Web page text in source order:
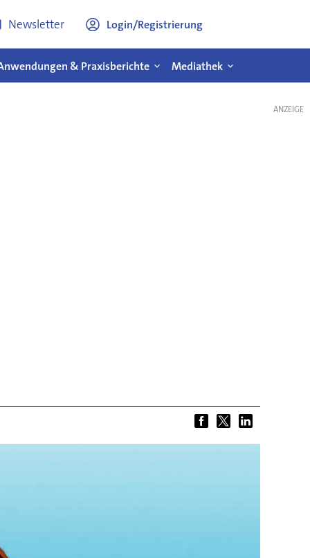
Newsletter Login/Registrierung
& Praxisberichte Mediathek
ANZEIGE